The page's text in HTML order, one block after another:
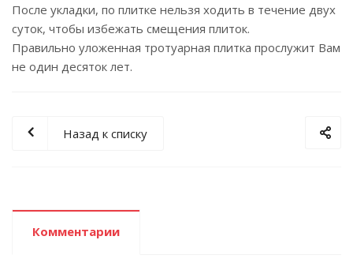
После укладки, по плитке нельзя ходить в течение двух
суток, чтобы избежать смещения плиток.
Правильно уложенная тротуарная плитка прослужит Вам
не один десяток лет.
Назад к списку
Комментарии